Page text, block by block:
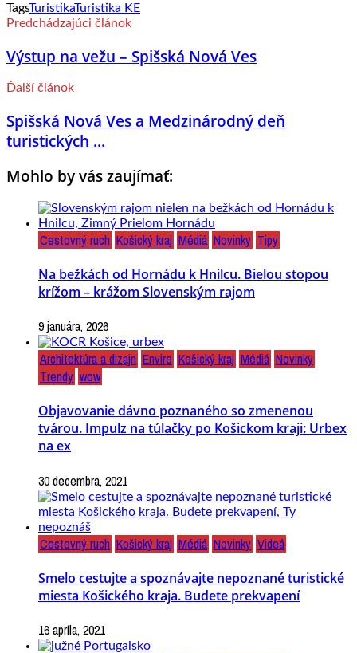
TagsTuristikaTuristika KE
Predchádzajúci článok
Výstup na vežu – Spišská Nová Ves
Ďalší článok
Spišská Nová Ves a Medzinárodný deň
turistických ...
Mohlo by vás zaujímať:
Cestovný ruch Košický kraj Médiá Novinky Tipy
Na bežkách od Hornádu k Hnilcu. Bielou stopou
krížom – krážom Slovenským rajom
9 januára, 2026
Architektúra a dizajn Enviro Košický kraj Médiá Novinky
Trendy wow
Objavovanie dávno poznaného so zmenenou
tvárou. Impulz na túlačky po Košickom kraji: Urbex
na ex
30 decembra, 2021
Cestovný ruch Košický kraj Médiá Novinky Videá
Smelo cestujte a spoznávajte nepoznané turistické
miesta Košického kraja. Budete prekvapení
16 apríla, 2021